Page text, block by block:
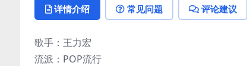
详情介绍 常见问题 评论建议
歌手：王力宏
流派：POP流行